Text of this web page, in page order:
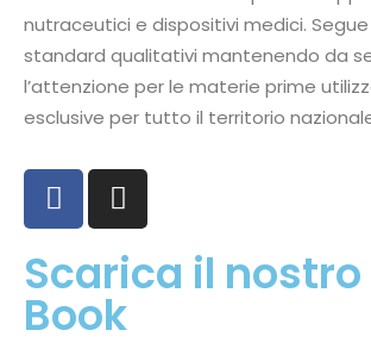
nutraceutici e dispositivi medici.
standard qualitativi mantenendo da
l’attenzione per le materie prime
esclusive per tutto il territorio
Scarica il nostro
Book